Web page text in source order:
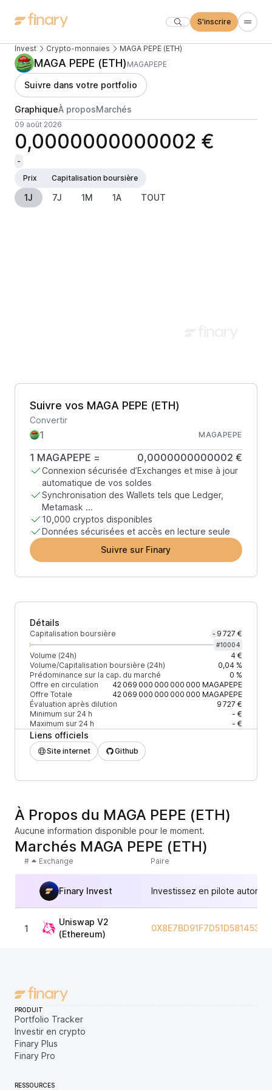
S'inscrire
Invest Crypto-monnaies MAGA PEPE (ETH)
MAGA PEPE (ETH) MAGAPEPE
Suivre dans votre portfolio
GraphiqueÀ proposMarchés
09 août 2026
0,0000000000002 €
-
Prix
Capitalisation boursière
1J 7J 1M 1A TOUT
Suivre vos MAGA PEPE (ETH)
Convertir
MAGAPEPE
1 MAGAPEPE = 0,0000000000002 €
Connexion sécurisée d’Exchanges et mise à jour
automatique de vos soldes
Synchronisation des Wallets tels que Ledger,
Metamask ...
10,000 cryptos disponibles
Données sécurisées et accès en lecture seule
Suivre sur Finary
Détails
Capitalisation boursière - 9 727 €
#10004
Volume (24h)
4 €
Volume/Capitalisation boursière (24h)
0,04 %
Prédominance sur la cap. du marché
0 %
Offre en circulation
42 069 000 000 000 000 MAGAPEPE
Offre Totale
42 069 000 000 000 000 MAGAPEPE
Évaluation après dilution
9 727 €
Minimum sur 24 h
- €
Maximum sur 24 h
- €
Liens officiels
Site internet Github
À Propos du MAGA PEPE (ETH)
Aucune information disponible pour le moment.
Marchés MAGA PEPE (ETH)
# Exchange Paire
Finary Invest Investissez en pilote
1
Uniswap V2
(Ethereum)
PRODUIT
Portfolio Tracker
Investir en crypto
Finary Plus
Finary Pro
RESSOURCES